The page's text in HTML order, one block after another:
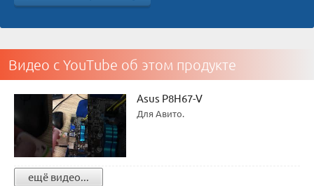
Видео с YouTube об этом продукте
Asus P8H67-V
Для Авито.
ещё видео...